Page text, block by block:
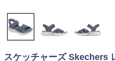
スケッチャーズ Skechers